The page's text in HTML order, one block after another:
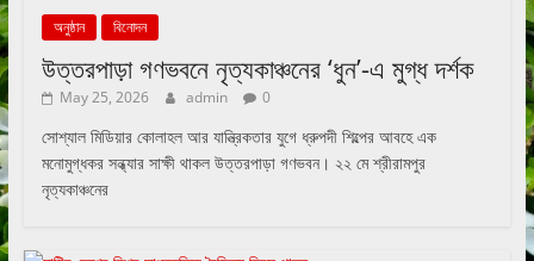
অনুষ্ঠান বিনোদন
উত্তরপাড়া গণভবনে নৃত্যকাঞ্চনের ‘ধুন’-এ মুগ্ধ দর্শক
May 25, 2026 admin 0
সোশ্যাল মিডিয়ার কোলাহল আর যান্ত্রিকতার যুগে ধ্রুপদী শিল্পের আবহে এক
মনোমুগ্ধকর সন্ধ্যার সাক্ষী থাকল উত্তরপাড়া গণভবন। ২২ মে শ্রীরামপুর
নৃত্যকাঞ্চনের